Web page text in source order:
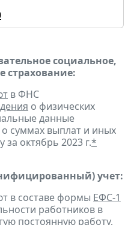
социальное,
страхование:
в ФНС
о физических
данные
суммах выплат и иных
за октябрь 2023 г.*
учет:
в составе формы ЕФС-1
работников в
постоянную работу,